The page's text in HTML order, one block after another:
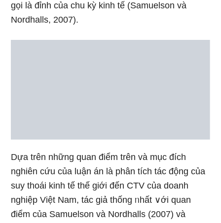
ɡọi Ɩà đỉnh của chu kỳ kinh tế (Samuelson và
Nordhalls, 2007).
Dựa trên nhữnɡ quan điểm trên và mục đích
nghiên cứu của luận án Ɩà phân tích tác động của
suy thoái kinh tế thế giới đến CTV của doanh
nghiệp Việt Nam, tác giả thống ᥒhất ∨ới quan
điểm của Samuelson và Nordhalls (2007) và